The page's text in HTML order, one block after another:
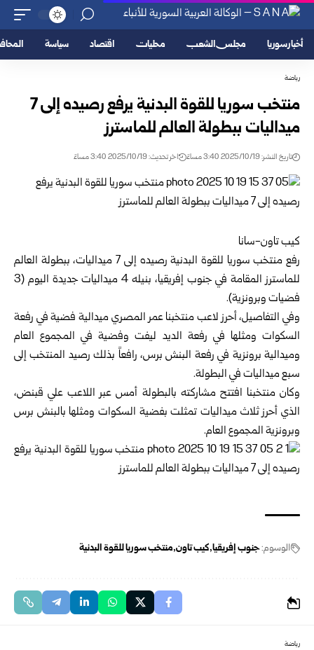
أخبار سوريا مجلس الشعب محليات اقتصاد سياسة
رياضة
منتخب سوريا للقوة البدنية يرفع رصيده إلى 7
ميداليات ببطولة العالم للماسترز
تاريخ النشر: 2025/10/19 3:40 مساءً اخر تحديث: 2025/10/19 3:40 مساءً
كيب تاون-سانا
رفع منتخب سوريا للقوة البدنية رصيده إلى 7 ميداليات، ببطولة العالم
للماسترز المقامة في جنوب إفريقيا، بنيله 4 ميداليات جديدة اليوم (3
فضيات وبرونزية).
وفي التفاصيل، أحرز لاعب منتخبنا عمر المصري ميدالية فضية في رفعة
السكوات ومثلها في رفعة الديد ليفت وفضية في المجموع العام
وميدالية برونزية في رفعة البنش برس، رافعاً بذلك رصيد المنتخب إلى
سبع ميداليات في البطولة.
وكان منتخبنا افتتح مشاركته بالبطولة أمس عبر اللاعب علي قبنض،
الذي أحرز ثلاث ميداليات تمثلت بفضية السكوات ومثلها بالبنش برس
وبرونزية المجموع العام.
الوسوم:جنوب إفريقيا كيب تاون منتخب سوريا للقوة البدنية
رياضة